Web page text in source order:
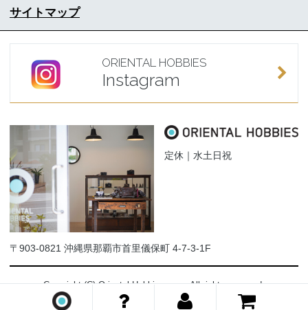
サイトマップ
ORIENTAL HOBBIES
Instagram
定休｜水土日祝
〒903-0821 沖縄県那覇市首里儀保町 4-7-3-1F
Copyright (C) Oriental-Hobbies.com. All rights reserved.